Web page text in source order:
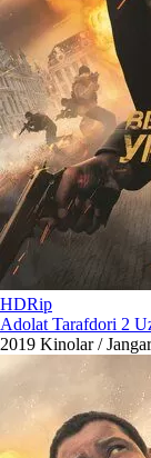
HDRip
Adolat Tarafdori 2
2019 Kinolar /